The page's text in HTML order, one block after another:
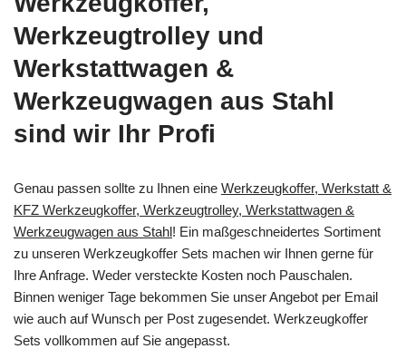
Werkzeugtrolley und
Werkstattwagen &
Werkzeugwagen aus Stahl
sind wir Ihr Profi
Genau passen sollte zu Ihnen eine Werkzeugkoffer, Werkstatt &
KFZ Werkzeugkoffer, Werkzeugtrolley, Werkstattwagen &
Werkzeugwagen aus Stahl! Ein maßgeschneidertes Sortiment
zu unseren Werkzeugkoffer Sets machen wir Ihnen gerne für
Ihre Anfrage. Weder versteckte Kosten noch Pauschalen.
Binnen weniger Tage bekommen Sie unser Angebot per Email
wie auch auf Wunsch per Post zugesendet. Werkzeugkoffer
Sets vollkommen auf Sie angepasst.